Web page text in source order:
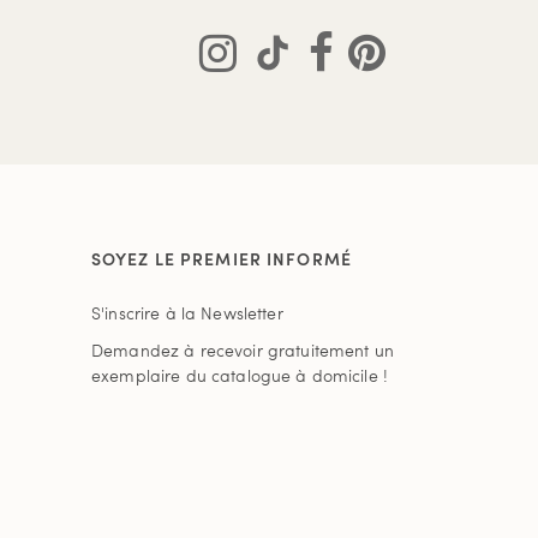
SOYEZ LE PREMIER INFORMÉ
S'inscrire à la Newsletter
Demandez à recevoir gratuitement un
exemplaire du catalogue à domicile !